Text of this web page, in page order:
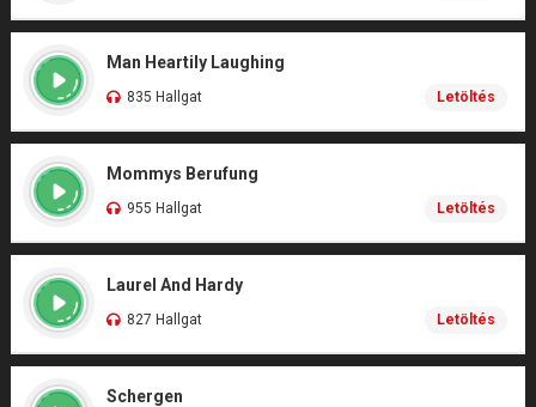
Man Heartily Laughing
835 Hallgat Letöltés
Mommys Berufung
955 Hallgat Letöltés
Laurel And Hardy
827 Hallgat Letöltés
Schergen